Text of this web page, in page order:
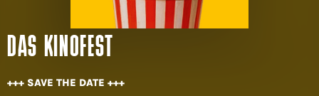
DAS KINOFEST
+++ SAVE THE DATE +++